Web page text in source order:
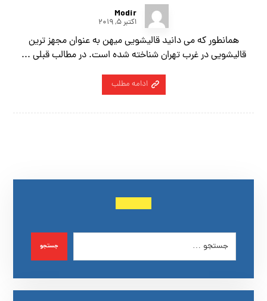
Modir
اکتبر ۵, ۲۰۱۹
همانطور که می دانید قالیشویی میهن به عنوان مجهز ترین
قالیشویی در غرب تهران شناخته شده است. در مطالب قبلی ...
ادامه مطلب
جستجو